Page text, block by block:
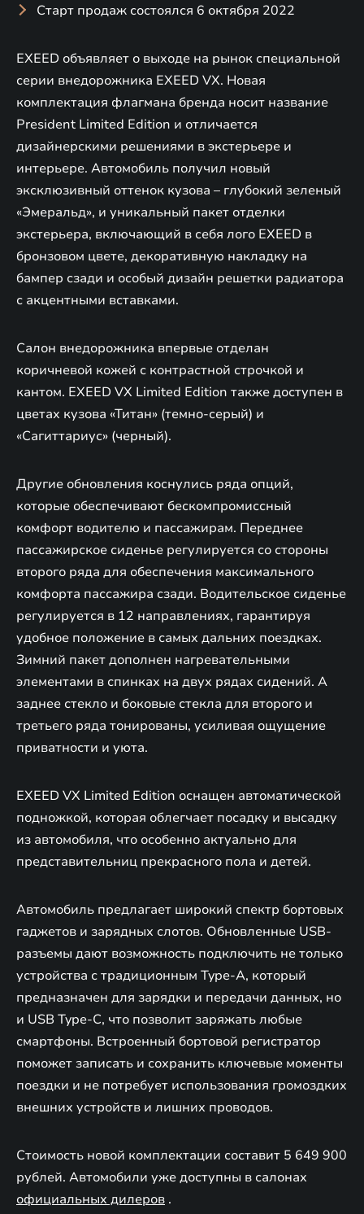
Старт продаж состоялся 6 октября 2022
EXEED объявляет о выходе на рынок специальной
серии внедорожника EXEED VX. Новая
комплектация флагмана бренда носит название
President Limited Edition и отличается
дизайнерскими решениями в экстерьере и
интерьере. Автомобиль получил новый
эксклюзивный оттенок кузова – глубокий зеленый
«Эмеральд», и уникальный пакет отделки
экстерьера, включающий в себя лого EXEED в
бронзовом цвете, декоративную накладку на
бампер сзади и особый дизайн решетки радиатора
с акцентными вставками.
Салон внедорожника впервые отделан
коричневой кожей с контрастной строчкой и
кантом. EXEED VX Limited Edition также доступен в
цветах кузова «Титан» (темно-серый) и
«Сагиттариус» (черный).
Другие обновления коснулись ряда опций,
которые обеспечивают бескомпромиссный
комфорт водителю и пассажирам. Переднее
пассажирское сиденье регулируется со стороны
второго ряда для обеспечения максимального
комфорта пассажира сзади. Водительское сиденье
регулируется в 12 направлениях, гарантируя
удобное положение в самых дальних поездках.
Зимний пакет дополнен нагревательными
элементами в спинках на двух рядах сидений. А
заднее стекло и боковые стекла для второго и
третьего ряда тонированы, усиливая ощущение
приватности и уюта.
EXEED VX Limited Edition оснащен автоматической
подножкой, которая облегчает посадку и высадку
из автомобиля, что особенно актуально для
представительниц прекрасного пола и детей.
Автомобиль предлагает широкий спектр бортовых
гаджетов и зарядных слотов. Обновленные USB-
разъемы дают возможность подключить не только
устройства с традиционным Type-A, который
предназначен для зарядки и передачи данных, но
и USB Type-C, что позволит заряжать любые
смартфоны. Встроенный бортовой регистратор
поможет записать и сохранить ключевые моменты
поездки и не потребует использования громоздких
внешних устройств и лишних проводов.
Стоимость новой комплектации составит 5 649 900
рублей. Автомобили уже доступны в салонах
официальных дилеров .